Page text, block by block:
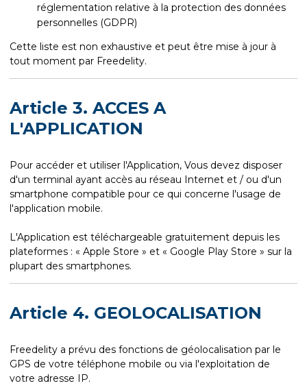
réglementation relative à la protection des données
personnelles (GDPR)
Cette liste est non exhaustive et peut être mise à jour à
tout moment par Freedelity.
Article 3. ACCES A
L'APPLICATION
Pour accéder et utiliser l'Application, Vous devez disposer
d'un terminal ayant accès au réseau Internet et / ou d'un
smartphone compatible pour ce qui concerne l'usage de
l'application mobile.
L'Application est téléchargeable gratuitement depuis les
plateformes : « Apple Store » et « Google Play Store » sur la
plupart des smartphones.
Article 4. GEOLOCALISATION
Freedelity a prévu des fonctions de géolocalisation par le
GPS de votre téléphone mobile ou via l'exploitation de
votre adresse IP.